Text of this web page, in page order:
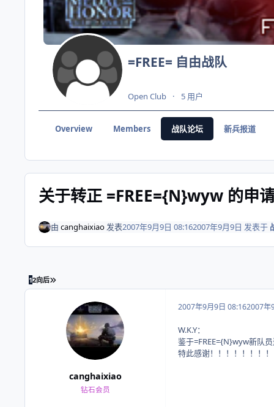
=FREE= 自由战队
Open Club 5 用户
Overview Members 战队论坛 新兵报道
关于转正 =FREE={N}wyw 的申
由 canghaixiao发表2007年9月9日 08:162007年9月9日 发表于
12向后 最末页
canghaixiao
钻石会员
2007年9月9日 08:162007年
W.K.Y：
鉴于=FREE={N}wyw新队
特此感谢！！！！！！！！